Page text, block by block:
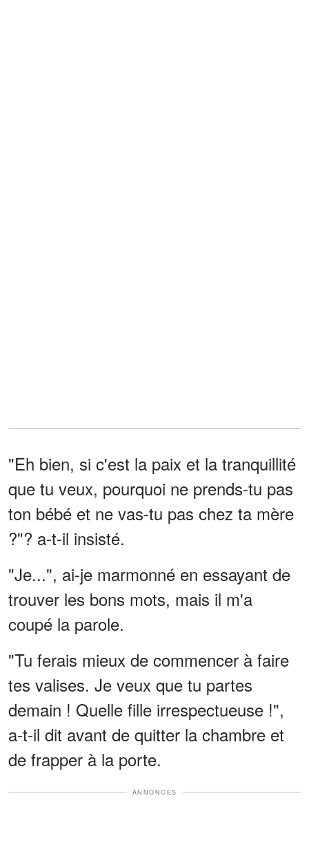
"Eh bien, si c'est la paix et la tranquillité
que tu veux, pourquoi ne prends-tu pas
ton bébé et ne vas-tu pas chez ta mère
?"? a-t-il insisté.
"Je...", ai-je marmonné en essayant de
trouver les bons mots, mais il m'a
coupé la parole.
"Tu ferais mieux de commencer à faire
tes valises. Je veux que tu partes
demain ! Quelle fille irrespectueuse !",
a-t-il dit avant de quitter la chambre et
de frapper à la porte.
ANNONCES